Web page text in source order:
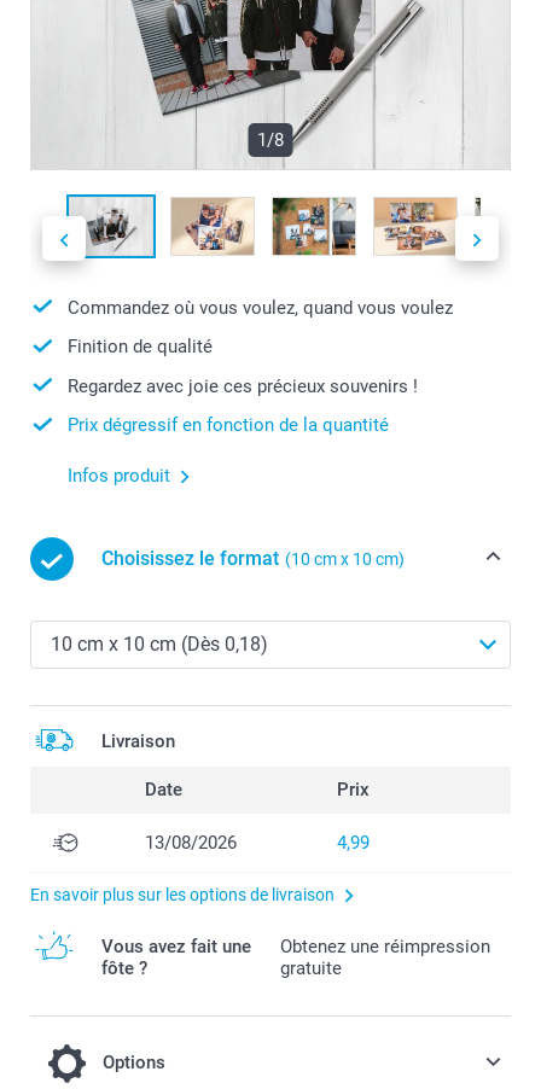
1/8
Commandez où vous voulez, quand vous voulez
Finition de qualité
Regardez avec joie ces précieux souvenirs !
Prix dégressif en fonction de la quantité
Infos produit
Choisissez le format (10 cm x 10 cm)
Livraison
Date Prix
13/08/2026 4,99
En savoir plus sur les options de livraison
Vous avez fait une
fôte ?
Obtenez une réimpression
gratuite
Options